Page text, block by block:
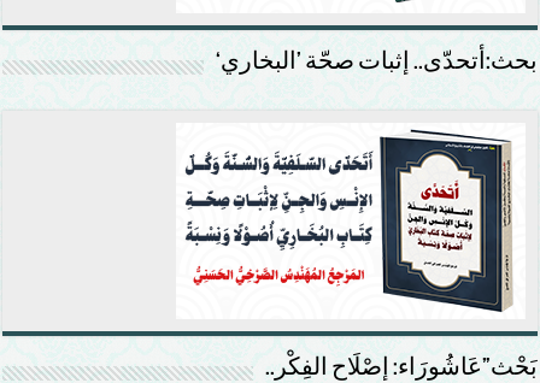
بحث:أتحدّى.. إثبات صحّة ’البخاري‘
بَحْث”عَاشُورَاء: إصْلَاح الفِكْر..